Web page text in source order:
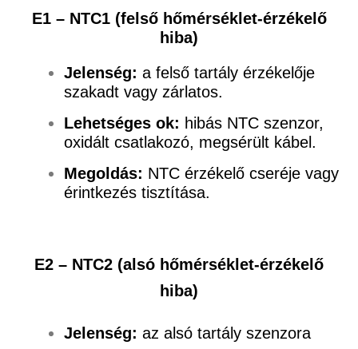
E1 – NTC1 (felső hőmérséklet-érzékelő
hiba)
Jelenség: a felső tartály érzékelője
szakadt vagy zárlatos.
Lehetséges ok: hibás NTC szenzor,
oxidált csatlakozó, megsérült kábel.
Megoldás: NTC érzékelő cseréje vagy
érintkezés tisztítása.
E2 – NTC2 (alsó hőmérséklet-érzékelő
hiba)
Jelenség: az alsó tartály szenzora